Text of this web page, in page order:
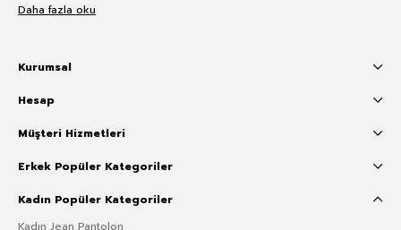
Daha fazla oku
Kurumsal
Hesap
Müşteri Hizmetleri
Erkek Popüler Kategoriler
Kadın Popüler Kategoriler
Kadın Jean Pantolon